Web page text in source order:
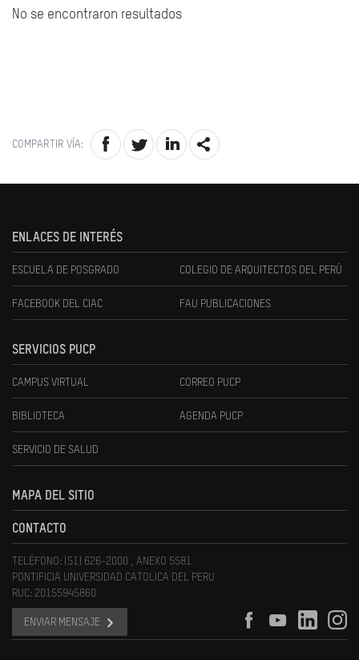
No se encontraron resultados
COMPARTIR VÍA:
ENLACES DE INTERÉS
ESCUELA DE POSGRADO COLEGIO DE ARQUITECTOS DEL PERÚ
FACEBOOK DEL CIAC FAU PUBLICACIONES
SERVICIOS PUCP
CAMPUS VIRTUAL CORREO PUCP
BIBLIOTECA AGENDA PUCP
SERVICIO DE SALUD
MAPA DEL SITIO
CONTACTO
TELÉFONO: (51) 626-2000 , ANEXO 5581
PONTIFICIA UNIVERSIDAD CATOLICA DEL PERU
RUC: 20155945860
ENVIAR MENSAJE